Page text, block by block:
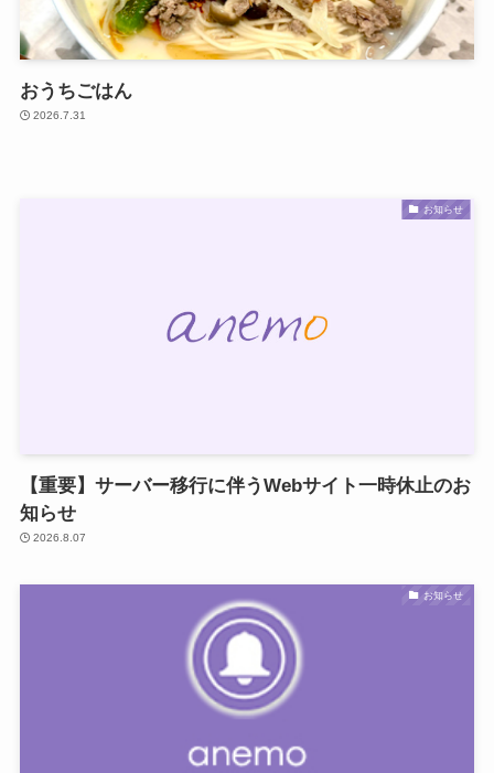
おうちごはん
2026.7.31
お知らせ
【重要】サーバー移行に伴うWebサイト一時休止のお
知らせ
2026.8.07
お知らせ